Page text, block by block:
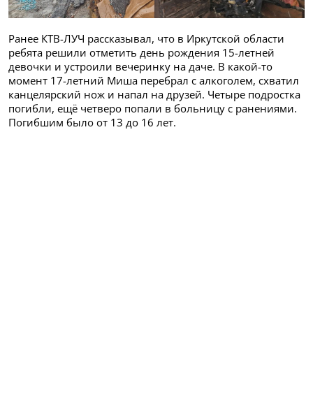
Ранее КТВ-ЛУЧ рассказывал, что в Иркутской области
ребята решили отметить день рождения 15-летней
девочки и устроили вечеринку на даче. В какой-то
момент 17-летний Миша перебрал с алкоголем, схватил
канцелярский нож и напал на друзей. Четыре подростка
погибли, ещё четверо попали в больницу с ранениями.
Погибшим было от 13 до 16 лет.